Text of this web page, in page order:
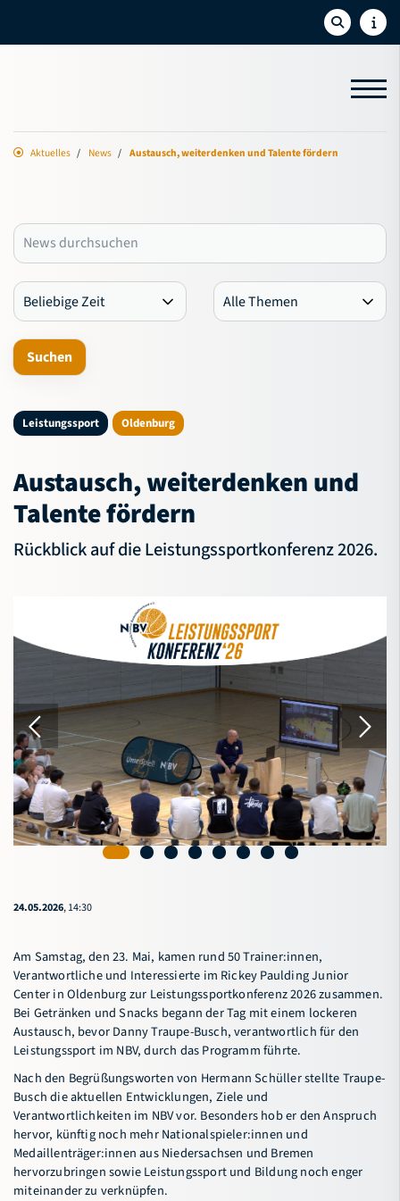
Aktuelles News Austausch, weiterdenken und Talente fördern
Leistungssport Oldenburg
Austausch, weiterdenken und
Talente fördern
Rückblick auf die Leistungssportkonferenz 2026.
24.05.2026, 14:30
Am Samstag, den 23. Mai, kamen rund 50 Trainer:innen,
Verantwortliche und Interessierte im Rickey Paulding Junior
Center in Oldenburg zur Leistungssportkonferenz 2026 zusammen.
Bei Getränken und Snacks begann der Tag mit einem lockeren
Austausch, bevor Danny Traupe-Busch, verantwortlich für den
Leistungssport im NBV, durch das Programm führte.
Nach den Begrüßungsworten von Hermann Schüller stellte Traupe-
Busch die aktuellen Entwicklungen, Ziele und
Verantwortlichkeiten im NBV vor. Besonders hob er den Anspruch
hervor, künftig noch mehr Nationalspieler:innen und
Medaillenträger:innen aus Niedersachsen und Bremen
hervorzubringen sowie Leistungssport und Bildung noch enger
miteinander zu verknüpfen.
Aktuelles
Newsletter
Social-Feed
Sport
Bildung
NBV-Jugend
Verband